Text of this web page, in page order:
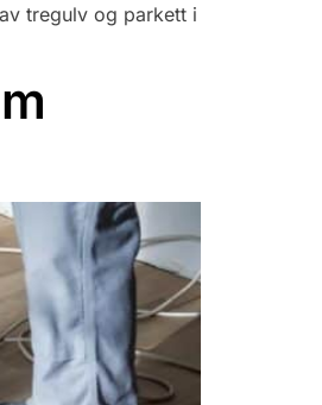
tregulv og parkett i